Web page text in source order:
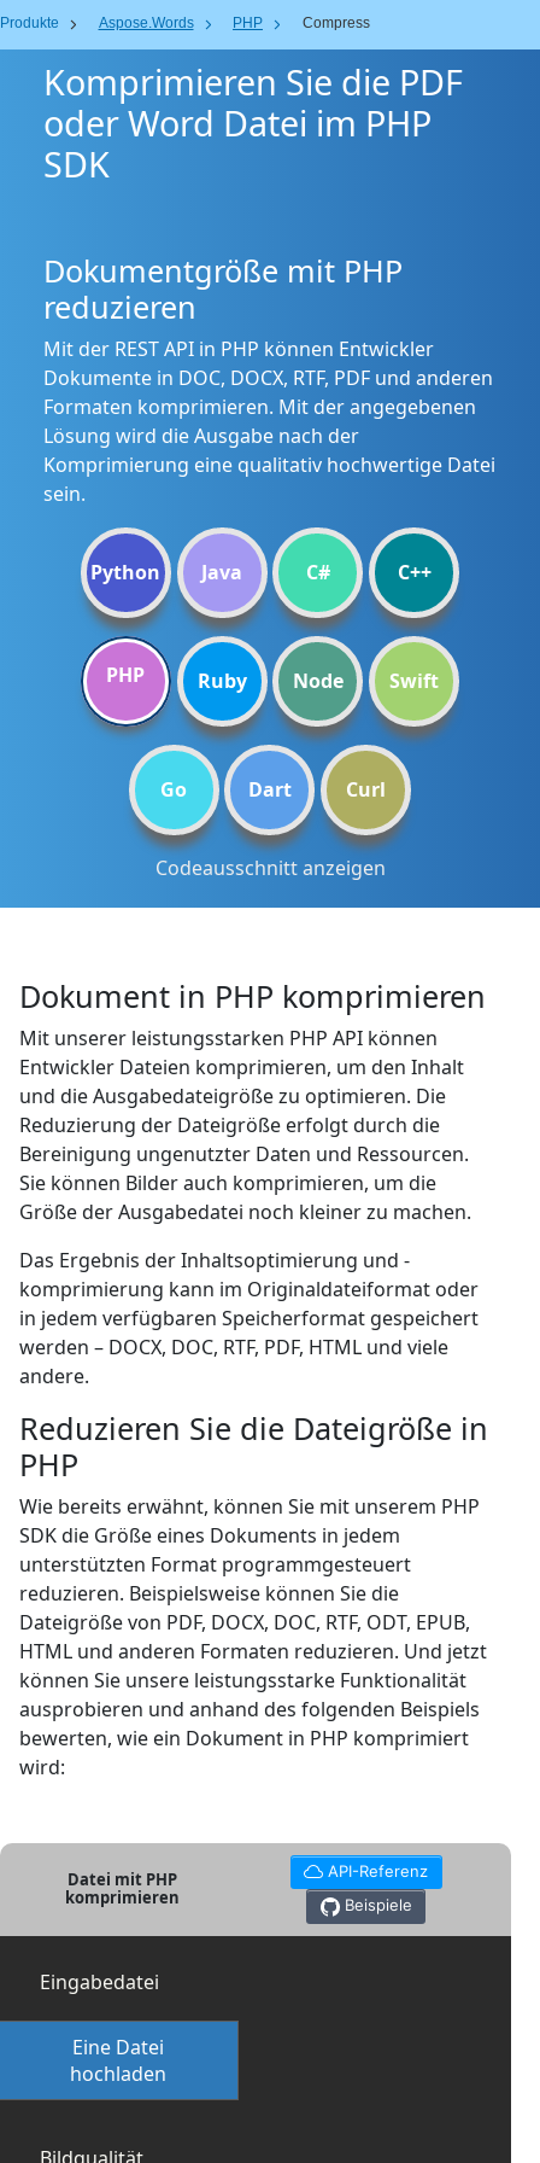
Produkte Aspose.Words PHP Compress
Komprimieren Sie die PDF
oder Word Datei im PHP
SDK
Dokumentgröße mit PHP
reduzieren
Mit der REST API in PHP können Entwickler
Dokumente in DOC, DOCX, RTF, PDF und anderen
Formaten komprimieren. Mit der angegebenen
Lösung wird die Ausgabe nach der
Komprimierung eine qualitativ hochwertige Datei
sein.
Python Java C# C++
PHP Ruby Node Swift
Go Dart Curl
Codeausschnitt anzeigen
Dokument in PHP komprimieren
Mit unserer leistungsstarken PHP API können
Entwickler Dateien komprimieren, um den Inhalt
und die Ausgabedateigröße zu optimieren. Die
Reduzierung der Dateigröße erfolgt durch die
Bereinigung ungenutzter Daten und Ressourcen.
Sie können Bilder auch komprimieren, um die
Größe der Ausgabedatei noch kleiner zu machen.
Das Ergebnis der Inhaltsoptimierung und -
komprimierung kann im Originaldateiformat oder
in jedem verfügbaren Speicherformat gespeichert
werden – DOCX, DOC, RTF, PDF, HTML und viele
andere.
Reduzieren Sie die Dateigröße in
PHP
Wie bereits erwähnt, können Sie mit unserem PHP
SDK die Größe eines Dokuments in jedem
unterstützten Format programmgesteuert
reduzieren. Beispielsweise können Sie die
Dateigröße von PDF, DOCX, DOC, RTF, ODT, EPUB,
HTML und anderen Formaten reduzieren. Und jetzt
können Sie unsere leistungsstarke Funktionalität
ausprobieren und anhand des folgenden Beispiels
bewerten, wie ein Dokument in PHP komprimiert
wird:
Datei mit PHP
komprimieren
API-Referenz
Beispiele
Eingabedatei
Eine Datei
hochladen